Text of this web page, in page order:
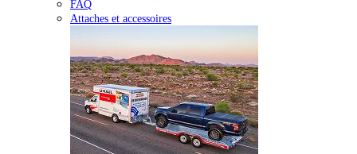
FAQ
Attaches et accessoires